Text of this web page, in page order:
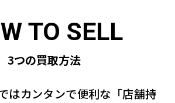
3つの買取方法
はカンタンで便利な「店舗持